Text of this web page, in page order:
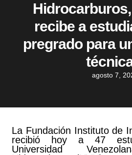
Hidrocarburos,
recibe a
pregrado para
agosto 7,
La Fundación Instituto de
recibió hoy a 47
Universidad